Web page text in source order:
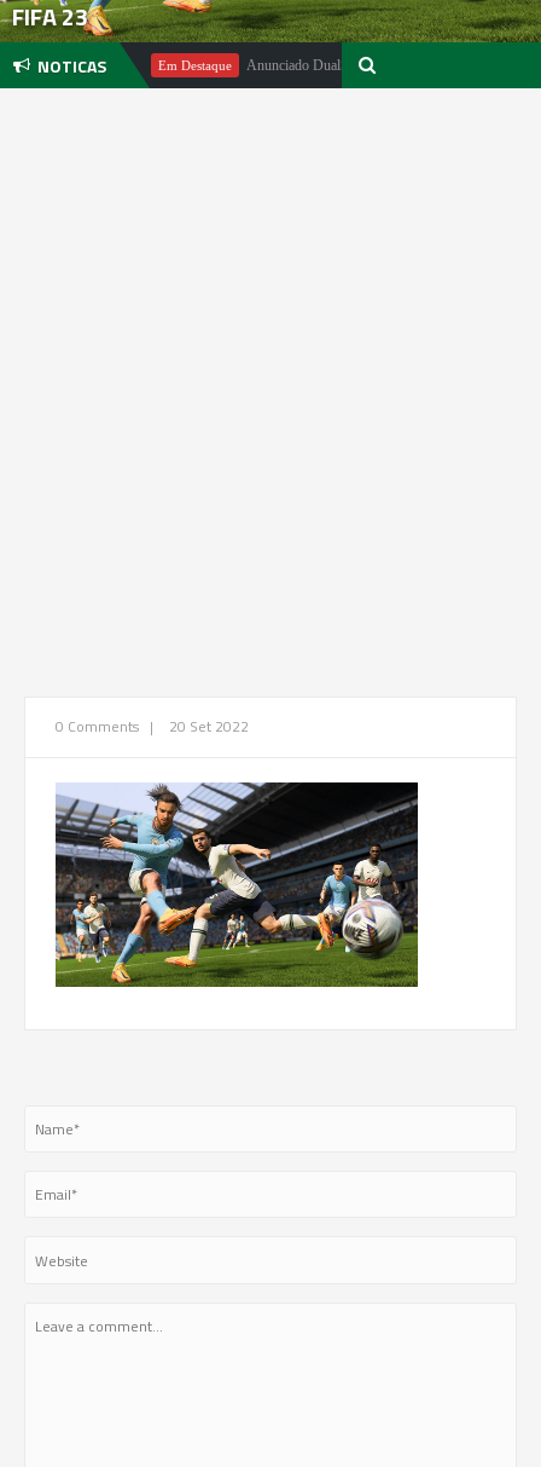
FIFA 23
NOTICAS
Pachter Em Destaque Anunciado DualSense The Last of Us Limited Edition
0 Comments | 20 Set 2022